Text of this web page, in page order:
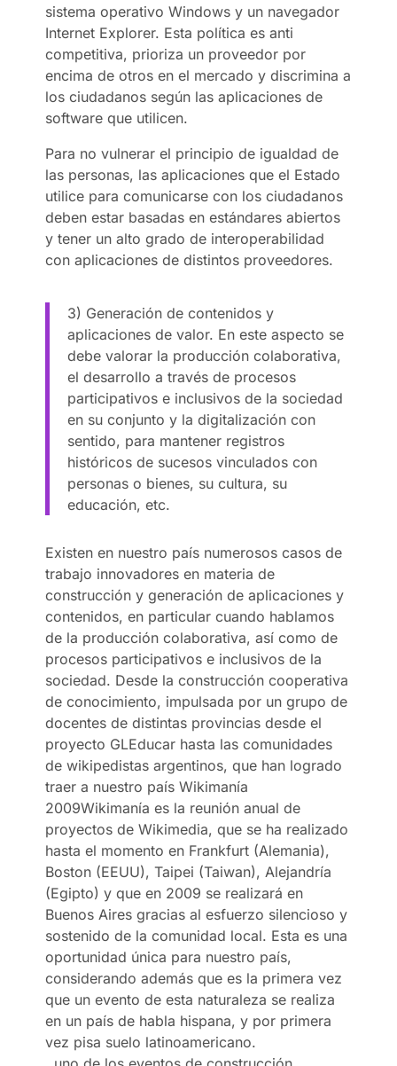
sistema operativo Windows y un navegador
Internet Explorer. Esta política es anti
competitiva, prioriza un proveedor por
encima de otros en el mercado y discrimina a
los ciudadanos según las aplicaciones de
software que utilicen.
Para no vulnerar el principio de igualdad de
las personas, las aplicaciones que el Estado
utilice para comunicarse con los ciudadanos
deben estar basadas en estándares abiertos
y tener un alto grado de interoperabilidad
con aplicaciones de distintos proveedores.
3) Generación de contenidos y
aplicaciones de valor. En este aspecto se
debe valorar la producción colaborativa,
el desarrollo a través de procesos
participativos e inclusivos de la sociedad
en su conjunto y la digitalización con
sentido, para mantener registros
históricos de sucesos vinculados con
personas o bienes, su cultura, su
educación, etc.
Existen en nuestro país numerosos casos de
trabajo innovadores en materia de
construcción y generación de aplicaciones y
contenidos, en particular cuando hablamos
de la producción colaborativa, así como de
procesos participativos e inclusivos de la
sociedad. Desde la construcción cooperativa
de conocimiento, impulsada por un grupo de
docentes de distintas provincias desde el
proyecto GLEducar hasta las comunidades
de wikipedistas argentinos, que han logrado
traer a nuestro país Wikimanía
2009Wikimanía es la reunión anual de
proyectos de Wikimedia, que se ha realizado
hasta el momento en Frankfurt (Alemania),
Boston (EEUU), Taipei (Taiwan), Alejandría
(Egipto) y que en 2009 se realizará en
Buenos Aires gracias al esfuerzo silencioso y
sostenido de la comunidad local. Esta es una
oportunidad única para nuestro país,
considerando además que es la primera vez
que un evento de esta naturaleza se realiza
en un país de habla hispana, y por primera
vez pisa suelo latinoamericano.